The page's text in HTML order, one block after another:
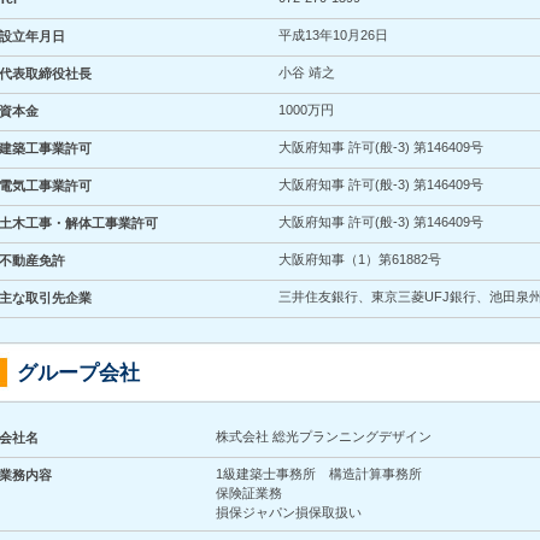
設立年月日 平成13年10月26日
代表取締役社長 小谷 靖之
資本金 1000万円
建築工事業許可 大阪府知事 許可(般-3) 第146409号
電気工事業許可 大阪府知事 許可(般-3) 第146409号
土木工事・解体工事業許可 大阪府知事 許可(般-3) 第146409号
不動産免許 大阪府知事（1）第61882号
主な取引先企業 三井住友銀行、東京三菱UFJ銀行、池田泉
グループ会社
会社名 株式会社 総光プランニングデザイン
業務内容
1級建築士事務所 構造計算事務所
保険証業務
損保ジャパン損保取扱い